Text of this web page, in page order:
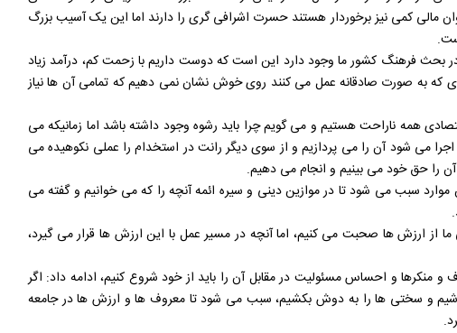
مالی کمی نیز برخوردار هستند حسرت اشرافی گری را دارند اما این یک آسیب بزرگ
بحث فرهنگ کشور ما وجود دارد این است که دوست داریم با زحمت کم، درآمد زیاد
که به صورت صادقانه عمل می کنند روی خوش نشان نمی دهیم که تمامی آن ها نیاز
همه ناراحت هستیم و می گویم چرا باید رشوه وجود داشته باشد اما زمانیکه می
اجرا می شود آن را می پردازیم و از سوی دیگر رانت در استخدام را عملی نکوهیده می
آن را حق خود می بینیم و انجام می دهیم.
موارد سبب می شود تا در موازین دینی و سیره ائمه آنچه را که می خوانیم و گفته می
ما از ارزش ها صحبت می کنیم، اما آنچه در مسیر عمل با این ارزش ها قرار می گیرد،
و منکرها و احساس مسئولیت در مقابل آن را باید از خود شروع کنیم، ادامه داد: اگر
و سختی ها را به دوش بکشیم، سبب می شود تا معروف ها و ارزش ها در جامعه